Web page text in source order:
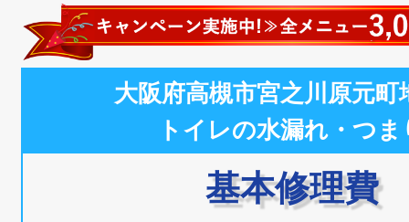
大阪府高槻市宮之川原元町
トイレの水漏れ・つま
基本修理費